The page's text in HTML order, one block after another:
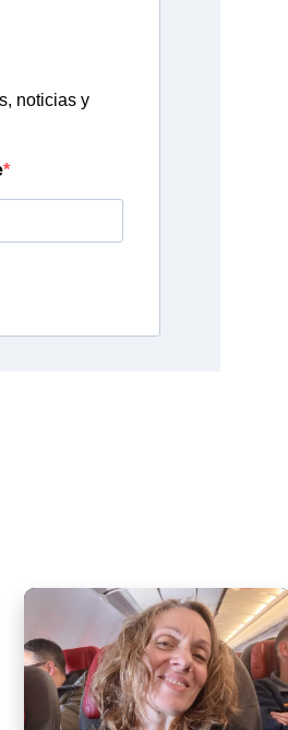
noticias y